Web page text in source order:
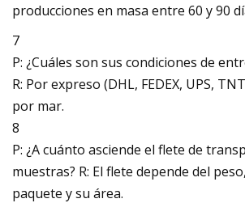
producciones en masa entre 60 y 90
7
P: ¿Cuáles son sus condiciones de
R: Por expreso (DHL, FEDEX, UPS,
por mar.
8
P: ¿A cuánto asciende el flete de
muestras? R: El flete depende del
paquete y su área.